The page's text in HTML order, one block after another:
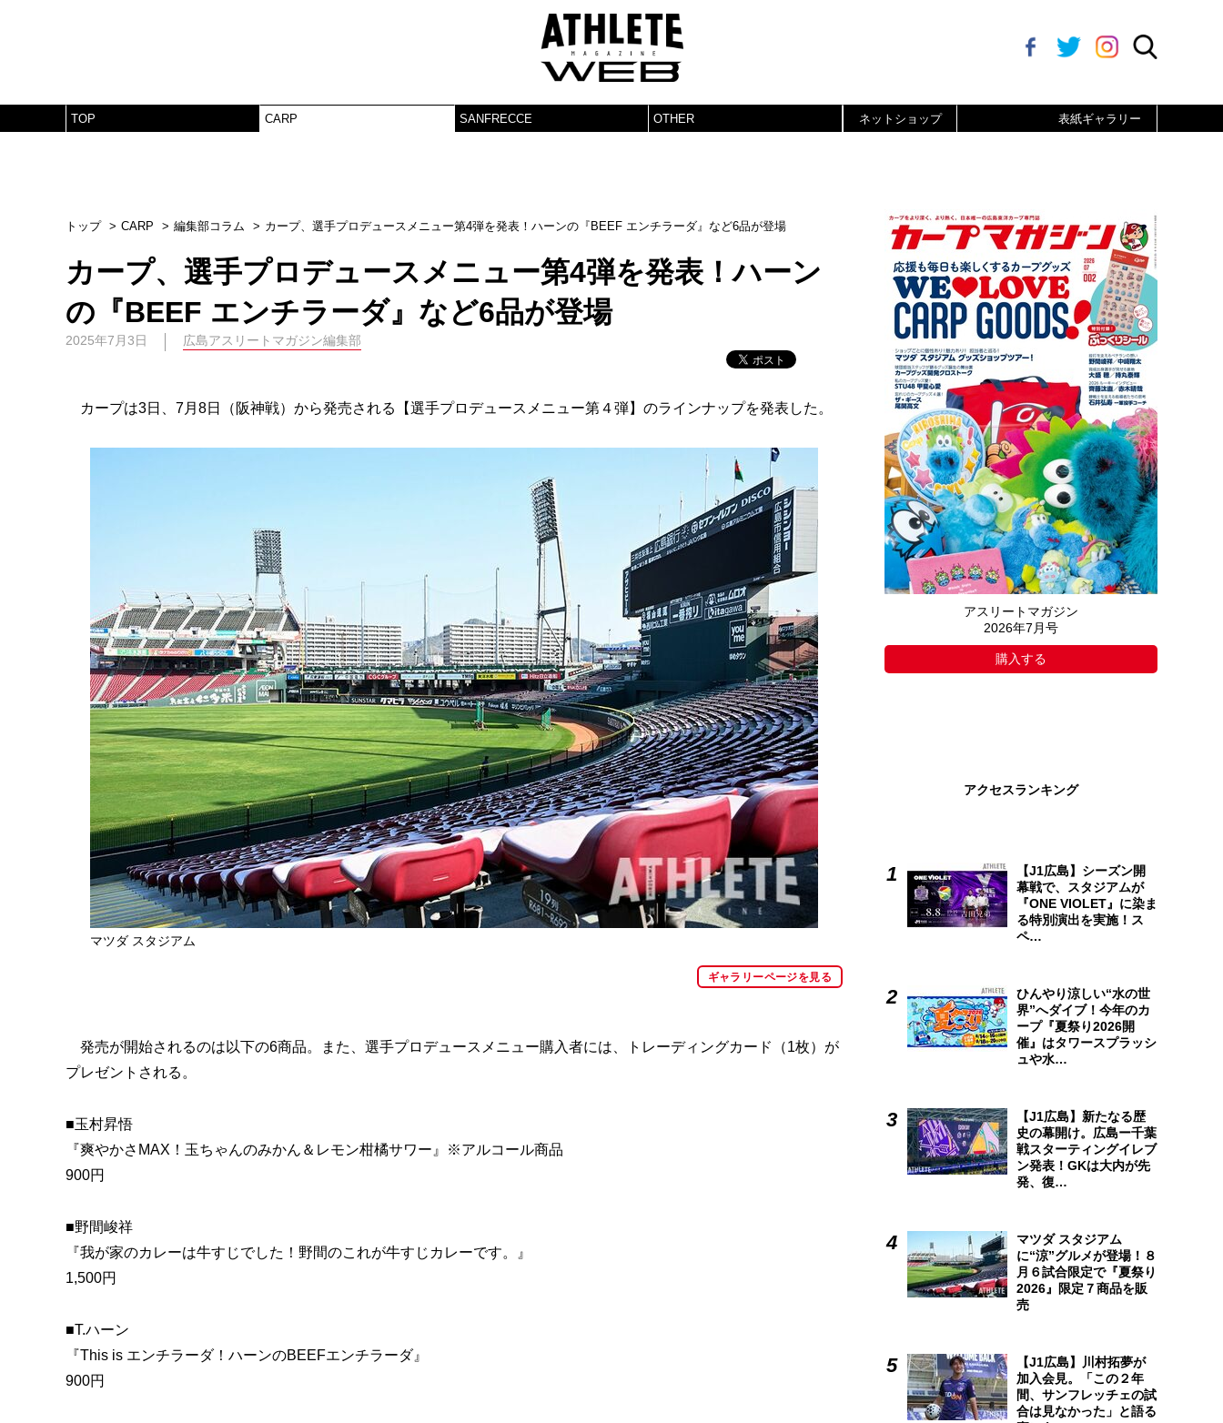
TOP CARP SANFRECCE OTHER ネットショップ 表紙ギャラリー
トップ CARP 編集部コラム カープ、選手プロデュースメニュー第4弾を発表！ハーンの『BEEF エンチラーダ』など6品が登場
カープ、選手プロデュースメニュー第4弾を発表！ハーン
の『BEEF エンチラーダ』など6品が登場
2025年7月3日 広島アスリートマガジン編集部
カープは3日、7月8日（阪神戦）から発売される【選手プロデュースメニュー第４弾】のラインナップを発表した。
マツダ スタジアム
ギャラリーページを見る
発売が開始されるのは以下の6商品。また、選手プロデュースメニュー購入者には、トレーディングカード（1枚）が
プレゼントされる。
■玉村昇悟
『爽やかさMAX！玉ちゃんのみかん＆レモン柑橘サワー』※アルコール商品
900円
■野間峻祥
『我が家のカレーは牛すじでした！野間のこれが牛すじカレーです。』
1,500円
■T.ハーン
『This is エンチラーダ！ハーンのBEEFエンチラーダ』
900円
アスリートマガジン
2026年7月号
購入する
アクセスランキング
【J1広島】シーズン開
幕戦で、スタジアムが
『ONE VIOLET』に染ま
る特別演出を実施！ス
ペ…
ひんやり涼しい“水の世
界”へダイブ！今年のカ
ープ『夏祭り2026開
催』はタワースプラッシ
ュや水…
【J1広島】新たなる歴
史の幕開け。広島ー千葉
戦スターティングイレブ
ン発表！GKは大内が先
発、復…
マツダ スタジアム
に“涼”グルメが登場！８
月６試合限定で『夏祭り
2026』限定７商品を販
売
【J1広島】川村拓夢が
加入会見。「この２年
間、サンフレッチェの試
合は見なかった」と語る